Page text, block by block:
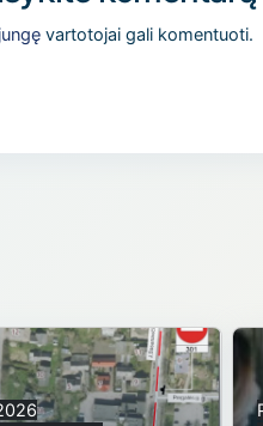
vartotojai gali komentuoti.